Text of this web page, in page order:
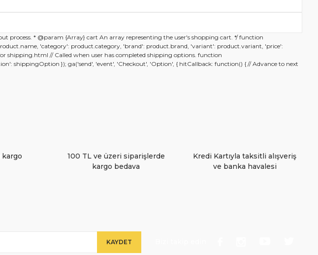
process. * @param {Array} cart An array representing the user's shopping cart. */ function
'category': product.category, 'brand': product.brand, 'variant': product.variant, 'price':
shipping.html // Called when user has completed shipping options. function
shippingOption }); ga('send', 'event', 'Checkout', 'Option', { hitCallback: function() { // Advance to next
kargo
100 TL ve üzeri siparişlerde
kargo bedava
Kredi Kartıyla taksitli alışveriş
ve banka havalesi
KAYDET